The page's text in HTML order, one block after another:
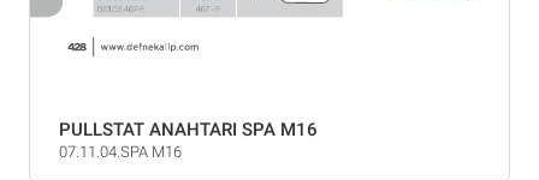
PULLSTAT ANAHTARI SPA M16
07.11.04.SPA M16